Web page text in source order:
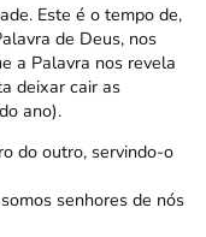
Este é o tempo de,
de Deus, nos
a Palavra nos revela
deixar cair as
ano).
do outro, servindo-o
senhores de nós